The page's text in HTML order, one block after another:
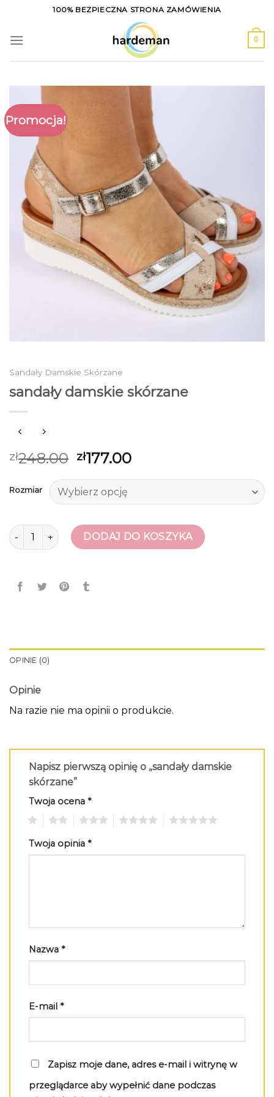
content
100% BEZPIECZNA STRONA ZAMÓWIENIA
0
Promocja!
Sandały Damskie Skórzane
sandały damskie skórzane
zł248.00 zł177.00
Rozmiar
ilość sandały damskie skórzane
DODAJ DO KOSZYKA
OPINIE (0)
Opinie
Na razie nie ma opinii o produkcie.
Napisz pierwszą opinię o „sandały damskie
skórzane”
Twoja ocena *
Twoja opinia *
Nazwa *
E-mail *
Zapisz moje dane, adres e-mail i witrynę w
przeglądarce aby wypełnić dane podczas